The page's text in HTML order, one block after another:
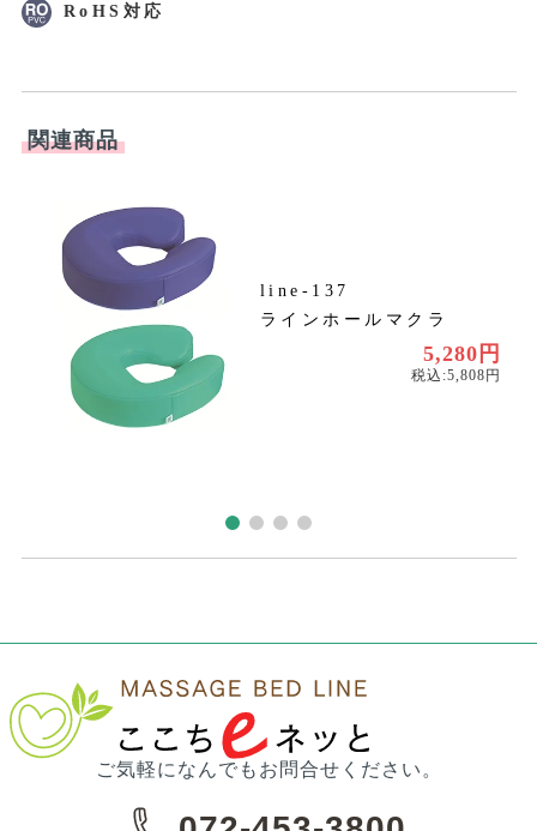
RoHS対応
関連商品
line-137
ラインホールマクラ
5,280円
税込:5,808円
ご気軽になんでもお問合せください。